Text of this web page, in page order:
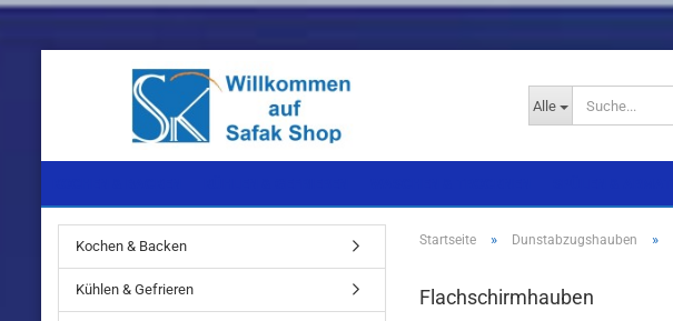
Alle
Standgeräte
Standgeräte
Standgeräte
Startseite » Dunstabzugshauben »
Flachschirmhauben
Kochen & Backen
Kühlen & Gefrieren